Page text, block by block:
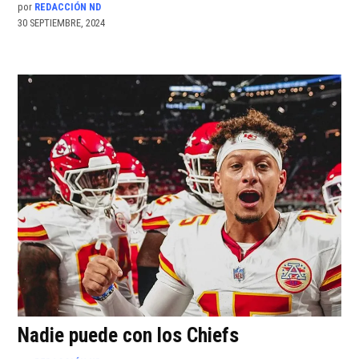
por REDACCIÓN ND
30 SEPTIEMBRE, 2024
Nadie puede con los Chiefs